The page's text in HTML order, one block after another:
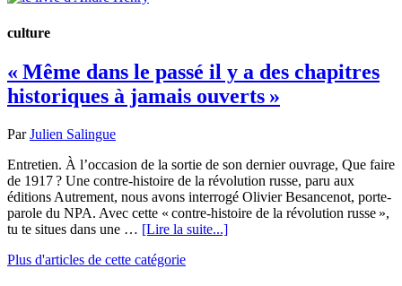
culture
« Même dans le passé il y a des chapitres
historiques à jamais ouverts »
ParJulien Salingue
Entretien. À l’occasion de la sortie de son dernier ouvrage, Que faire
de 1917 ? Une contre-histoire de la révolution russe, paru aux
éditions Autrement, nous avons interrogé Olivier Besancenot, porte-
parole du NPA. Avec cette « contre-histoire de la révolution russe »,
tu te situes dans une … [Lire la suite...]
Plus d'articles de cette catégorie